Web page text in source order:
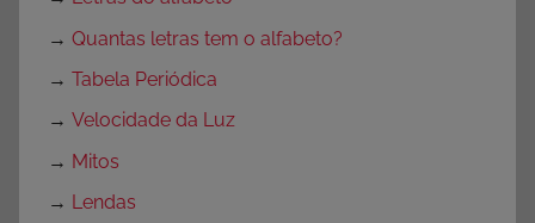
o
→ Quantas letras tem o alfabeto?
→ Tabela Periódica
→ Velocidade da Luz
→ Mitos
→ Lendas